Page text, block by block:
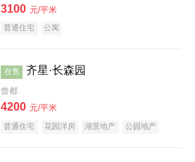
3100 元/平米
普通住宅 公寓
在售 齐星·长森园
曾都
4200 元/平米
普通住宅 花园洋房 湖景地产 公园地产